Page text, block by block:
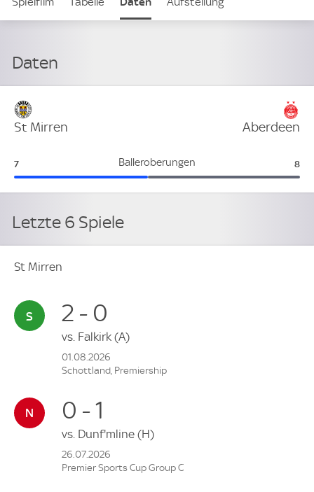
e
Daten
St Mirren Aberdeen
Balleroberungen
St Mirren:
7 8
Letzte 6 Spiele
St Mirren
2 - 0
vs. Falkirk (A)
01.08.2026
Schottland, Premiership
0 - 1
vs. Dunf'mline (H)
26.07.2026
Premier Sports Cup Group C